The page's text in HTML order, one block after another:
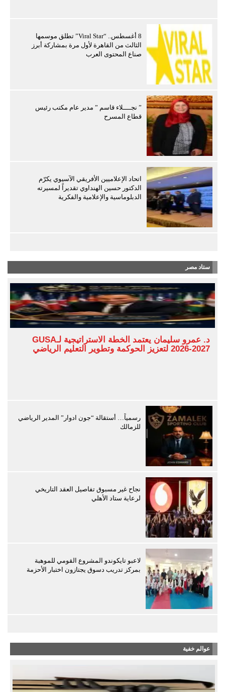
8 أغسطس.. “Viral Star” تطلق موسمها
الثالث من القاهرة لأول مرة بمشاركة أبرز
صناع المحتوى العرب
” نجــــلاء قاسم ” مدير عام مكتب رئيس
قطاع المسرح
اتحاد الإعلاميين الأفريقي الآسيوي يكرّم
الدكتور حسين الهنداوي تقديراً لمسيرته
الدبلوماسية والإعلامية والفكرية
ستاد مصر
د. عمرو سليمان يعتمد الخطة الاستراتيجية لـGUSA
2026-2027 لتعزيز الحوكمة وتطوير التعليم الرياضي
رسمياً… أستقالة “جون ادوار” المدير الرياضي
للزمالك
نجاح غير مسبوق تفاصيل العقد التاريخي
لرعاية ستاد الأهلي
لاعبو تايكوندو المشروع القومي للموهبة
بمركز تدريب دسوق يجتازون اختبار الأحزمة
عوالم خفية